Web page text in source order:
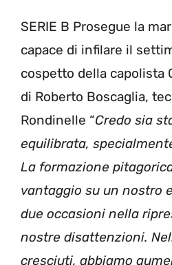
SERIE B Prosegue la
capace di infilare il
cospetto della capolista
di Roberto Boscaglia,
Rondinelle “Credo sia
equilibrata,
La formazione
vantaggio su un nostro
due occasioni nella
nostre disattenzioni.
cresciuti, abbiamo